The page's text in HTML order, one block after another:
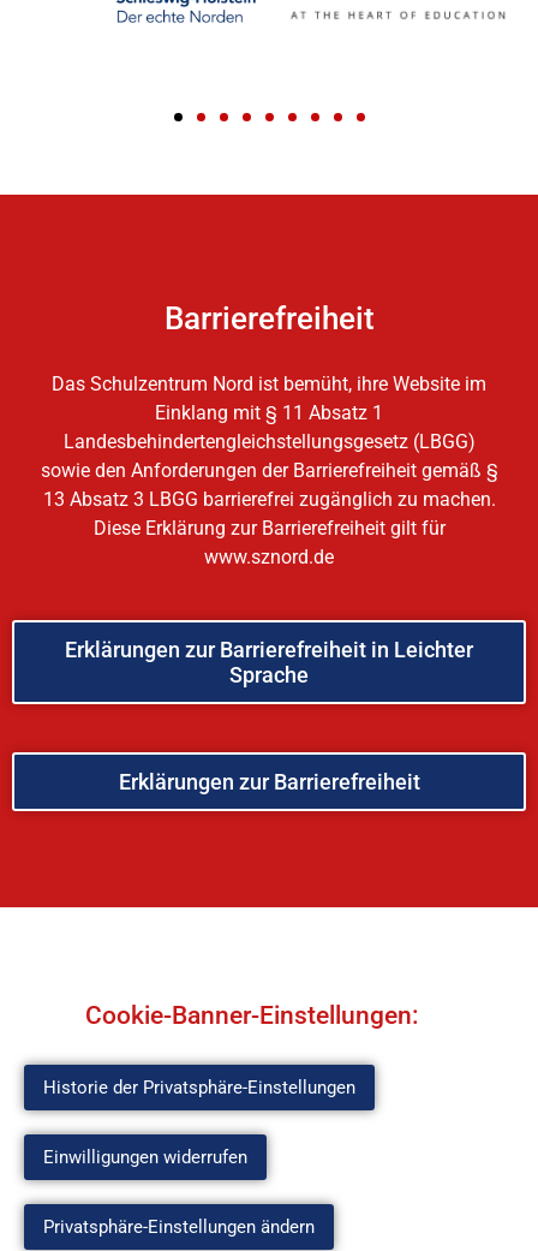
Barrierefreiheit
Das Schulzentrum Nord ist bemüht, ihre Website im
Einklang mit § 11 Absatz 1
Landesbehindertengleichstellungsgesetz (LBGG)
sowie den Anforderungen der Barrierefreiheit gemäß §
13 Absatz 3 LBGG barrierefrei zugänglich zu machen.
Diese Erklärung zur Barrierefreiheit gilt für
www.sznord.de
Erklärungen zur Barrierefreiheit in Leichter
Sprache
Erklärungen zur Barrierefreiheit
Cookie-Banner-Einstellungen:
Historie der Privatsphäre-Einstellungen
Einwilligungen widerrufen
Privatsphäre-Einstellungen ändern